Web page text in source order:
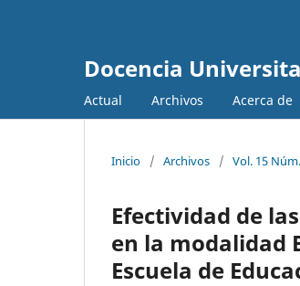
Docencia
Actual Archivos Acerca de
Inicio / Archivos / Vol. 15
Efectividad de
en la modalidad
Escuela de